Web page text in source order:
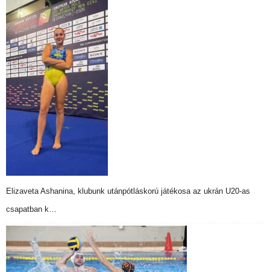
Elizaveta Ashanina, klubunk utánpótláskorú játékosa az ukrán U20-as
csapatban k…